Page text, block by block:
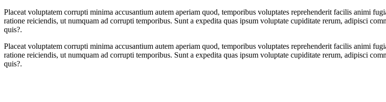
Placeat voluptatem corrupti minima accusantium autem aperiam quod, temporibus voluptates reprehenderit facilis animi
ratione reiciendis, ut numquam ad corrupti temporibus. Sunt a expedita quas ipsum voluptate cupiditate rerum, adipisci
quis?.
Placeat voluptatem corrupti minima accusantium autem aperiam quod, temporibus voluptates reprehenderit facilis animi
ratione reiciendis, ut numquam ad corrupti temporibus. Sunt a expedita quas ipsum voluptate cupiditate rerum, adipisci
quis?.